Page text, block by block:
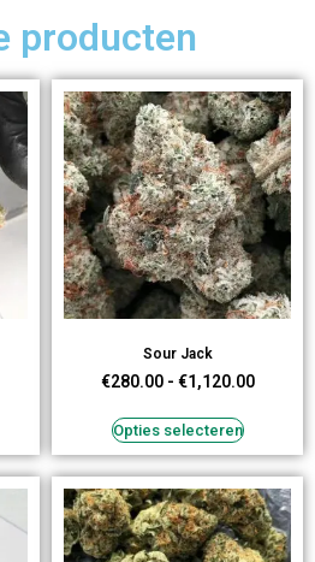
producten
Sour Jack
€280.00 - €1,120.00
Opties selecteren